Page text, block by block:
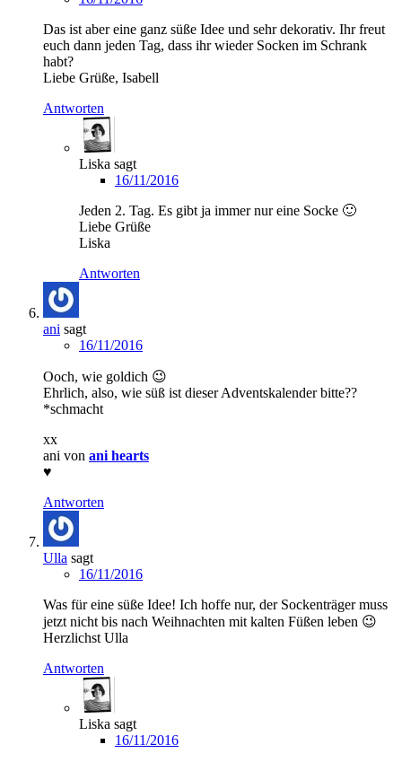
Das ist aber eine ganz süße Idee und sehr dekorativ. Ihr freut
euch dann jeden Tag, dass ihr wieder Socken im Schrank
habt?
Liebe Grüße, Isabell
Antworten
Liska sagt
16/11/2016
Jeden 2. Tag. Es gibt ja immer nur eine Socke 🙂
Liebe Grüße
Liska
Antworten
ani sagt
16/11/2016
Ooch, wie goldich 😉
Ehrlich, also, wie süß ist dieser Adventskalender bitte??
*schmacht
xx
ani von ani hearts
♥
Antworten
Ulla sagt
16/11/2016
Was für eine süße Idee! Ich hoffe nur, der Sockenträger muss
jetzt nicht bis nach Weihnachten mit kalten Füßen leben 😉
Herzlichst Ulla
Antworten
Liska sagt
16/11/2016